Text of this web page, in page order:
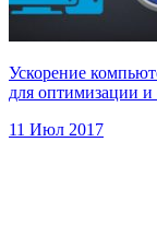
Ускорение
для оптимизации и
11 Июл 2017